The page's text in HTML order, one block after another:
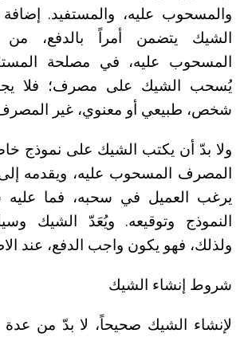
والمسحوب عليه، والمستفيد.
الشيك يتضمن أمراً بالدفع،
المسحوب عليه، في مصلحة
يُسحب الشيك على مصرف؛ فلا
شخص، طبيعي أو معنوي، غير
ولا بدّ أن يكتب الشيك على نموذج
المصرف المسحوب عليه، ويقدمه
يرغب العميل في سحبه، فما
النموذج وتوقيعه. ويُعَدّ الشيك
ولذلك، فهو يكون واجب الدفع، عند
شروط إنشاء الشيك
لإنشاء الشيك صحيحاً، لا بدّ من